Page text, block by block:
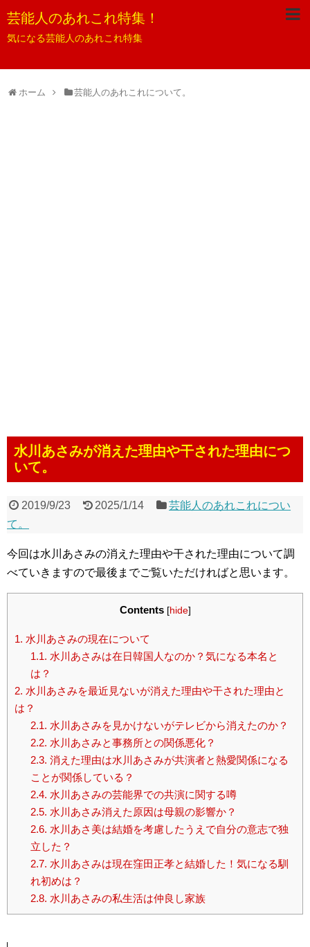
芸能人のあれこれ特集！
気になる芸能人のあれこれ特集
ホーム 芸能人のあれこれについて。
水川あさみが消えた理由や干された理由につ
いて。
2019/9/23 2025/1/14
芸能人のあれこれについ
て。
今回は水川あさみの消えた理由や干された理由について調
べていきますので最後までご覧いただければと思います。
Contents [hide]
1. 水川あさみの現在について
1.1. 水川あさみは在日韓国人なのか？気になる本名と
は？
2. 水川あさみを最近見ないが消えた理由や干された理由と
は？
2.1. 水川あさみを見かけないがテレビから消えたのか？
2.2. 水川あさみと事務所との関係悪化？
2.3. 消えた理由は水川あさみが共演者と熱愛関係になる
ことが関係している？
2.4. 水川あさみの芸能界での共演に関する噂
2.5. 水川あさみ消えた原因は母親の影響か？
2.6. 水川あさ美は結婚を考慮したうえで自分の意志で独
立した？
2.7. 水川あさみは現在窪田正孝と結婚した！気になる馴
れ初めは？
2.8. 水川あさみの私生活は仲良し家族